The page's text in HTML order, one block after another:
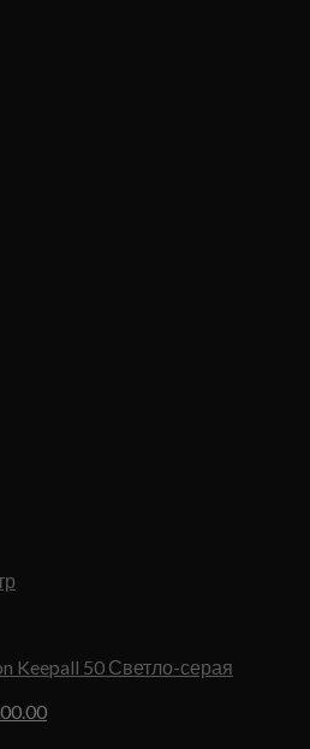
Keepall 50 Светло-серая
Текущая